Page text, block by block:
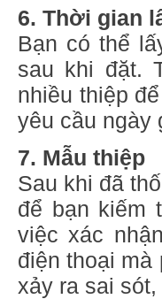
6. Thời gian
Bạn có thể
sau khi đặt.
nhiều thiệp
yêu cầu ngày
7. Mẫu thiệp
Sau khi đã
để bạn kiếm
việc xác
điện thoại
xảy ra sai